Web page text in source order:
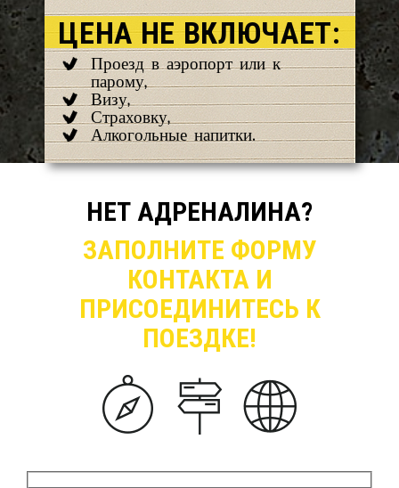
ЦЕНА НЕ ВКЛЮЧАЕТ:
Проезд в аэропорт или к
парому,
Визу,
Страховку,
Алкогольные напитки.
НЕТ АДРЕНАЛИНА?
ЗАПОЛНИТЕ ФОРМУ
КОНТАКТА И
ПРИСОЕДИНИТЕСЬ К
ПОЕЗДКЕ!